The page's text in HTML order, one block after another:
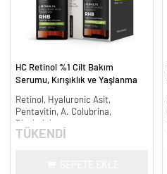
HC Retinol %1 Cilt Bakım
Serumu, Kırışıklık ve Yaşlanma
Retinol, Hyaluronic Asit,
Pentavitin, A. Colubrina,
Bisabolol
TÜKENDİ